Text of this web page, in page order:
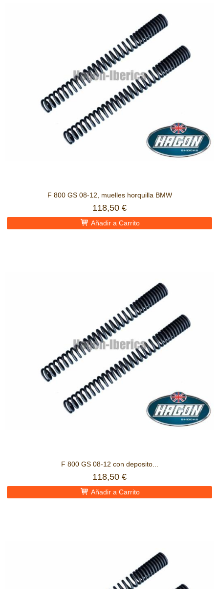
F 800 GS 08-12, muelles horquilla BMW
118,50 €
Añadir a Carrito
F 800 GS 08-12 con deposito...
118,50 €
Añadir a Carrito